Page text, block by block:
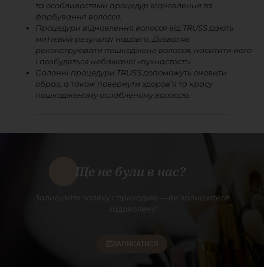
та особливостями процедур відновлення та
фарбування волосся.
Процедури відновлення волосся від TRUSS дають
миттєвий результат надовго. Дозволяє
реконструювати пошкоджене волосся, наситити його
і позбудеться небажаної «пухнастості».
Салонні процедури TRUSS допоможуть оновити
образ, а також повернути здоров’я та красу
пошкодженому ослабленому волоссю.
Ще не були в нас?
Залишайте заявку і приходьте — ви залишитеся
задоволені!
ЗАПИСАТИСЯ